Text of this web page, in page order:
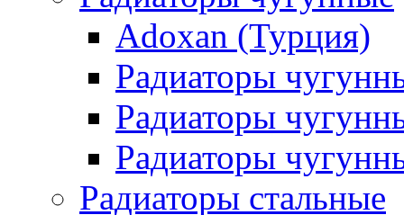
Adoxan (Турция)
Радиаторы
Радиаторы
Радиаторы
Радиаторы стальные